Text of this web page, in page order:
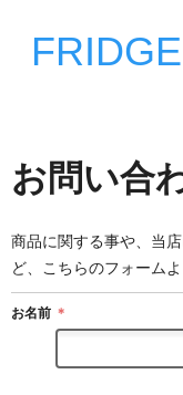
お問い合
商品に関する事や、当
ど、こちらのフォーム
お名前 ＊